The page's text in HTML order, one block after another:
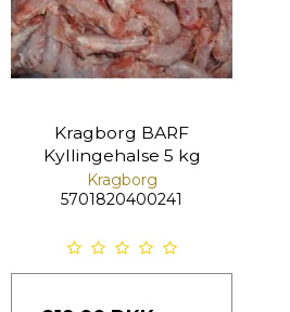
Kragborg BARF
Kyllingehalse 5 kg
Kragborg
5701820400241